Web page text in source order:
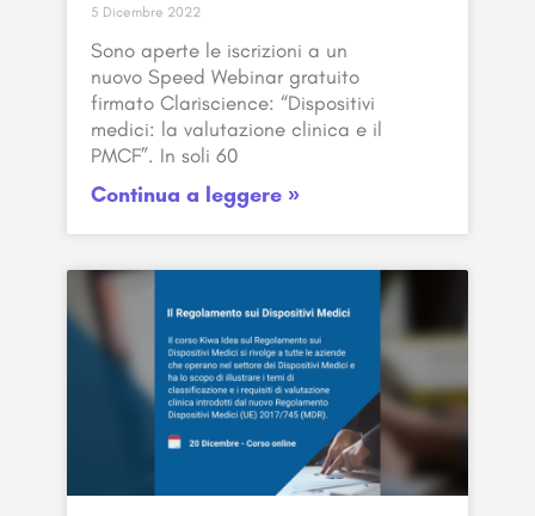
5 Dicembre 2022
Sono aperte le iscrizioni a un
nuovo Speed Webinar gratuito
firmato Clariscience: “Dispositivi
medici: la valutazione clinica e il
PMCF”. In soli 60
Continua a leggere »